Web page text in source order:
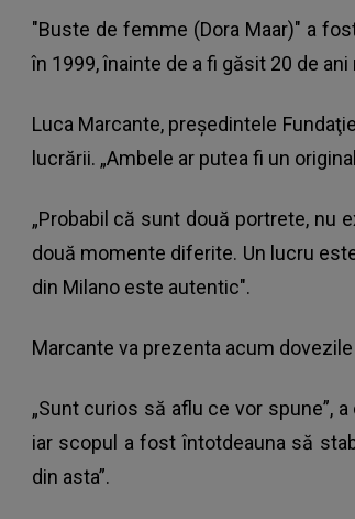
"Buste de femme (Dora Maar)" a
în 1999, înainte de a fi găsit 20 de ani
Luca Marcante, preşedintele
lucrării. „Ambele ar putea fi un
„Probabil că sunt două portrete, nu
două momente diferite. Un lucru
din Milano este autentic".
Marcante va prezenta acum
„Sunt curios să aflu ce vor spune”,
iar scopul a fost întotdeauna să
din asta”.